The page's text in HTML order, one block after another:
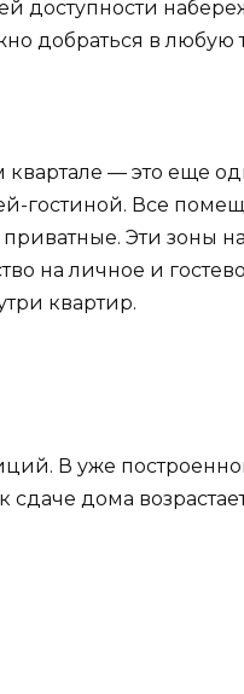
доступности
добраться в любую
— это еще
гостиной. Все
Эти зоны
на личное и
квартир.
В уже
дома